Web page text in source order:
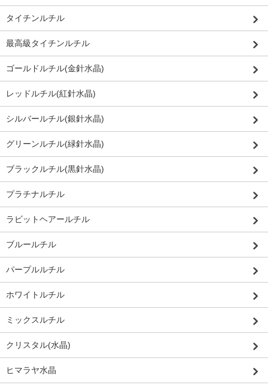
タイチンルチル
最高級タイチンルチル
ゴールドルチル(金針水晶)
レッドルチル(紅針水晶)
シルバールチル(銀針水晶)
グリーンルチル(緑針水晶)
ブラックルチル(黒針水晶)
プラチナルチル
ラビットヘアールチル
ブルールチル
パープルルチル
ホワイトルチル
ミックスルチル
クリスタル(水晶)
ヒマラヤ水晶